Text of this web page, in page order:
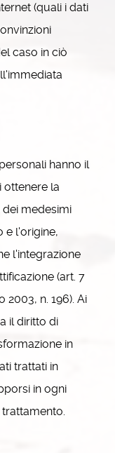
(quali i dati
caso in ciò
hanno il
la
medesimi
e l'origine,
l'integrazione
(art. 7
n. 196). Ai
il diritto di
in
trattati in
in ogni